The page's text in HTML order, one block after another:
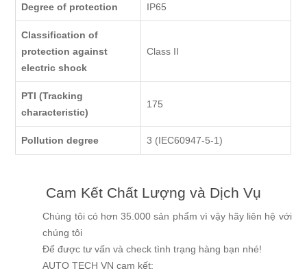
Degree of protection IP65
Classification of
protection against
electric shock
Class II
PTI (Tracking
characteristic)
175
Pollution degree 3 (IEC60947-5-1)
Cam Kết Chất Lượng và Dịch Vụ
Chúng tôi có hơn 35.000 sản phẩm vì vậy hãy liên hệ với
chúng tôi
Để được tư vấn và check tình trạng hàng bạn nhé!
AUTO TECH VN cam kết: